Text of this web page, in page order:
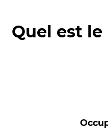
Quel est